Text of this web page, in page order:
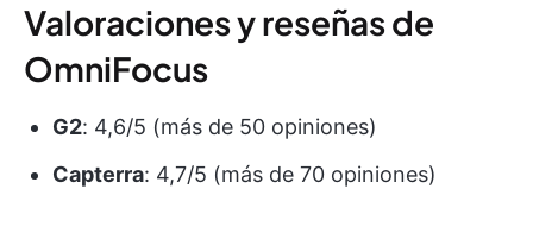
Valoraciones y reseñas de
OmniFocus
G2: 4,6/5 (más de 50 opiniones)
Capterra: 4,7/5 (más de 70 opiniones)